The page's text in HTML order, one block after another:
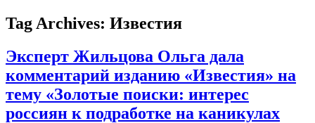
Tag Archives: Известия
Эксперт Жильцова Ольга дала
комментарий изданию «Известия» на
тему «Золотые поиски: интерес
россиян к подработке на каникулах